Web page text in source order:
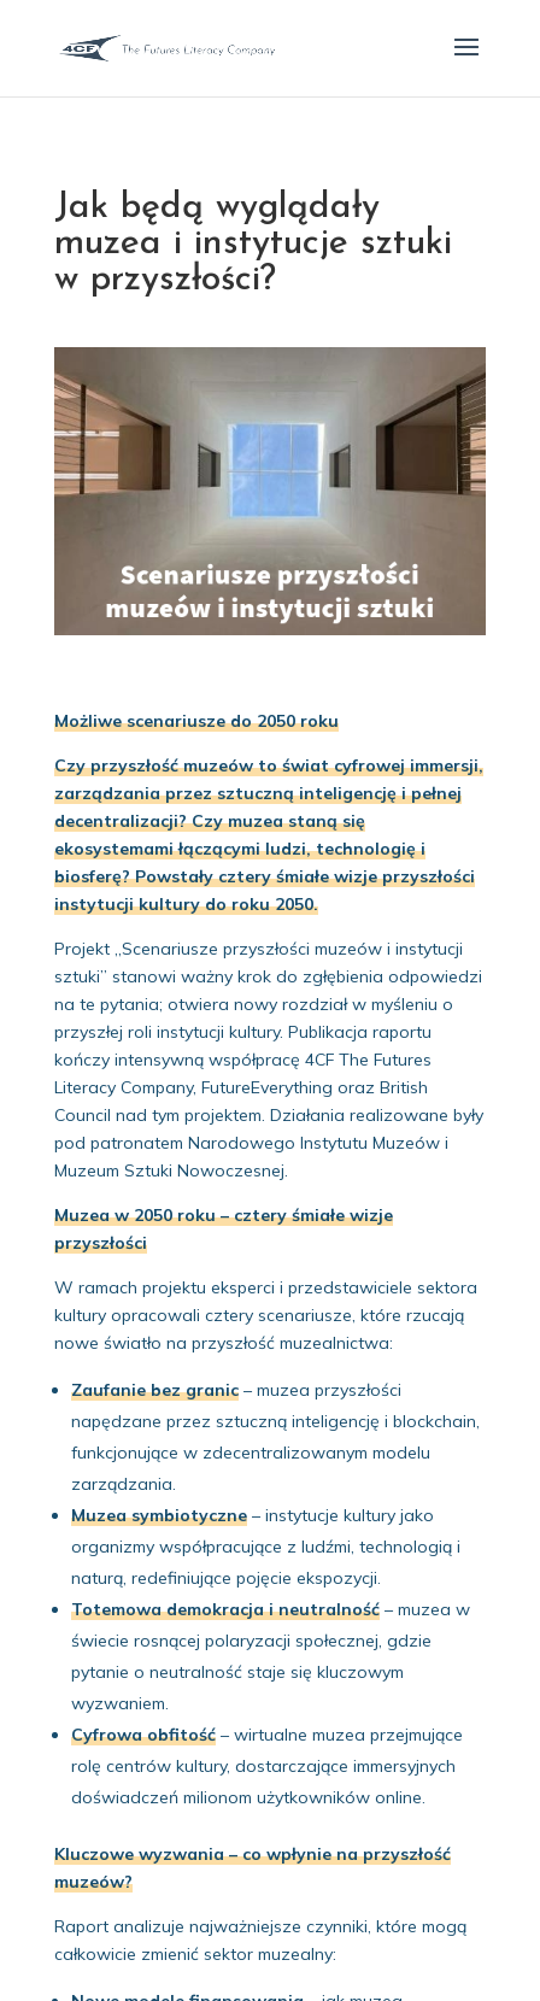
Jak będą wyglądały
muzea i instytucje sztuki
w przyszłości?
Możliwe scenariusze do 2050 roku
Czy przyszłość muzeów to świat cyfrowej immersji,
zarządzania przez sztuczną inteligencję i pełnej
decentralizacji? Czy muzea staną się
ekosystemami łączącymi ludzi, technologię i
biosferę? Powstały cztery śmiałe wizje przyszłości
instytucji kultury do roku 2050.
Projekt „Scenariusze przyszłości muzeów i instytucji
sztuki” stanowi ważny krok do zgłębienia odpowiedzi
na te pytania; otwiera nowy rozdział w myśleniu o
przyszłej roli instytucji kultury. Publikacja raportu
kończy intensywną współpracę 4CF The Futures
Literacy Company, FutureEverything oraz British
Council nad tym projektem. Działania realizowane były
pod patronatem Narodowego Instytutu Muzeów i
Muzeum Sztuki Nowoczesnej.
Muzea w 2050 roku – cztery śmiałe wizje
przyszłości
W ramach projektu eksperci i przedstawiciele sektora
kultury opracowali cztery scenariusze, które rzucają
nowe światło na przyszłość muzealnictwa:
Zaufanie bez granic– muzea przyszłości
napędzane przez sztuczną inteligencję i blockchain,
funkcjonujące w zdecentralizowanym modelu
zarządzania.
Muzea symbiotyczne– instytucje kultury jako
organizmy współpracujące z ludźmi, technologią i
naturą, redefiniujące pojęcie ekspozycji.
Totemowa demokracja i neutralność– muzea w
świecie rosnącej polaryzacji społecznej, gdzie
pytanie o neutralność staje się kluczowym
wyzwaniem.
Cyfrowa obfitość– wirtualne muzea przejmujące
rolę centrów kultury, dostarczające immersyjnych
doświadczeń milionom użytkowników online.
Kluczowe wyzwania – co wpłynie na przyszłość
muzeów?
Raport analizuje najważniejsze czynniki, które mogą
całkowicie zmienić sektor muzealny: